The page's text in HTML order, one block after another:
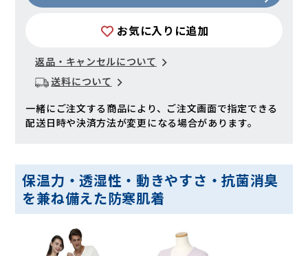
お気に入りに追加
返品・キャンセルについて
送料について
一緒にご注文する商品により、ご注文画面で指定できる
配送日時や決済方法が変更になる場合があります。
保温力・透湿性・動きやすさ・抗菌消臭
を兼ね備えた防寒肌着